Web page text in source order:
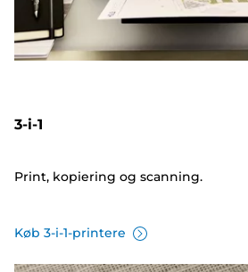
3-i-1
Print, kopiering og scanning.
Køb 3-i-1-printere